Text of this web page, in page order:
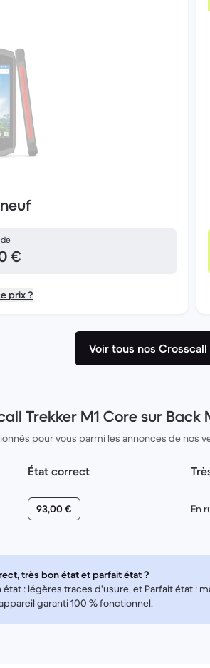
€
prix ?
Voir tous nos
Trekker M1 Core sur Back
pour vous parmi les annonces de nos
État correct
93,00 € En
très bon état et parfait état ?
: légères traces d'usure, et Parfait état
garanti 100 % fonctionnel.